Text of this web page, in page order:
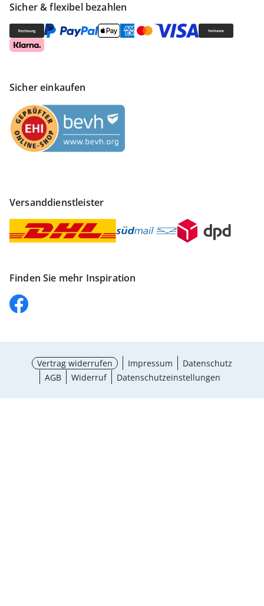
Sicher & flexibel bezahlen
Sicher einkaufen
Versanddienstleister
Finden Sie mehr Inspiration
Vertrag widerrufen Impressum
Datenschutz
AGB
Widerruf Datenschutzeinstellungen